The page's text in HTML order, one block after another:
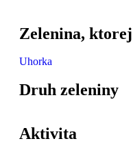
Zelenina,
Uhorka
Druh zeleniny
Aktivita